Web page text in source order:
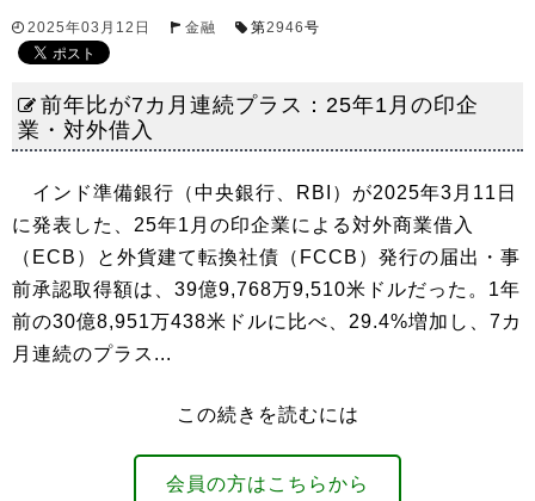
2025年03月12日 金融 第2946号
前年比が7カ月連続プラス：25年1月の印企
業・対外借入
インド準備銀行（中央銀行、RBI）が2025年3月11日
に発表した、25年1月の印企業による対外商業借入
（ECB）と外貨建て転換社債（FCCB）発行の届出・事
前承認取得額は、39億9,768万9,510米ドルだった。1年
前の30億8,951万438米ドルに比べ、29.4%増加し、7カ
月連続のプラス...
この続きを読むには
会員の方はこちらから